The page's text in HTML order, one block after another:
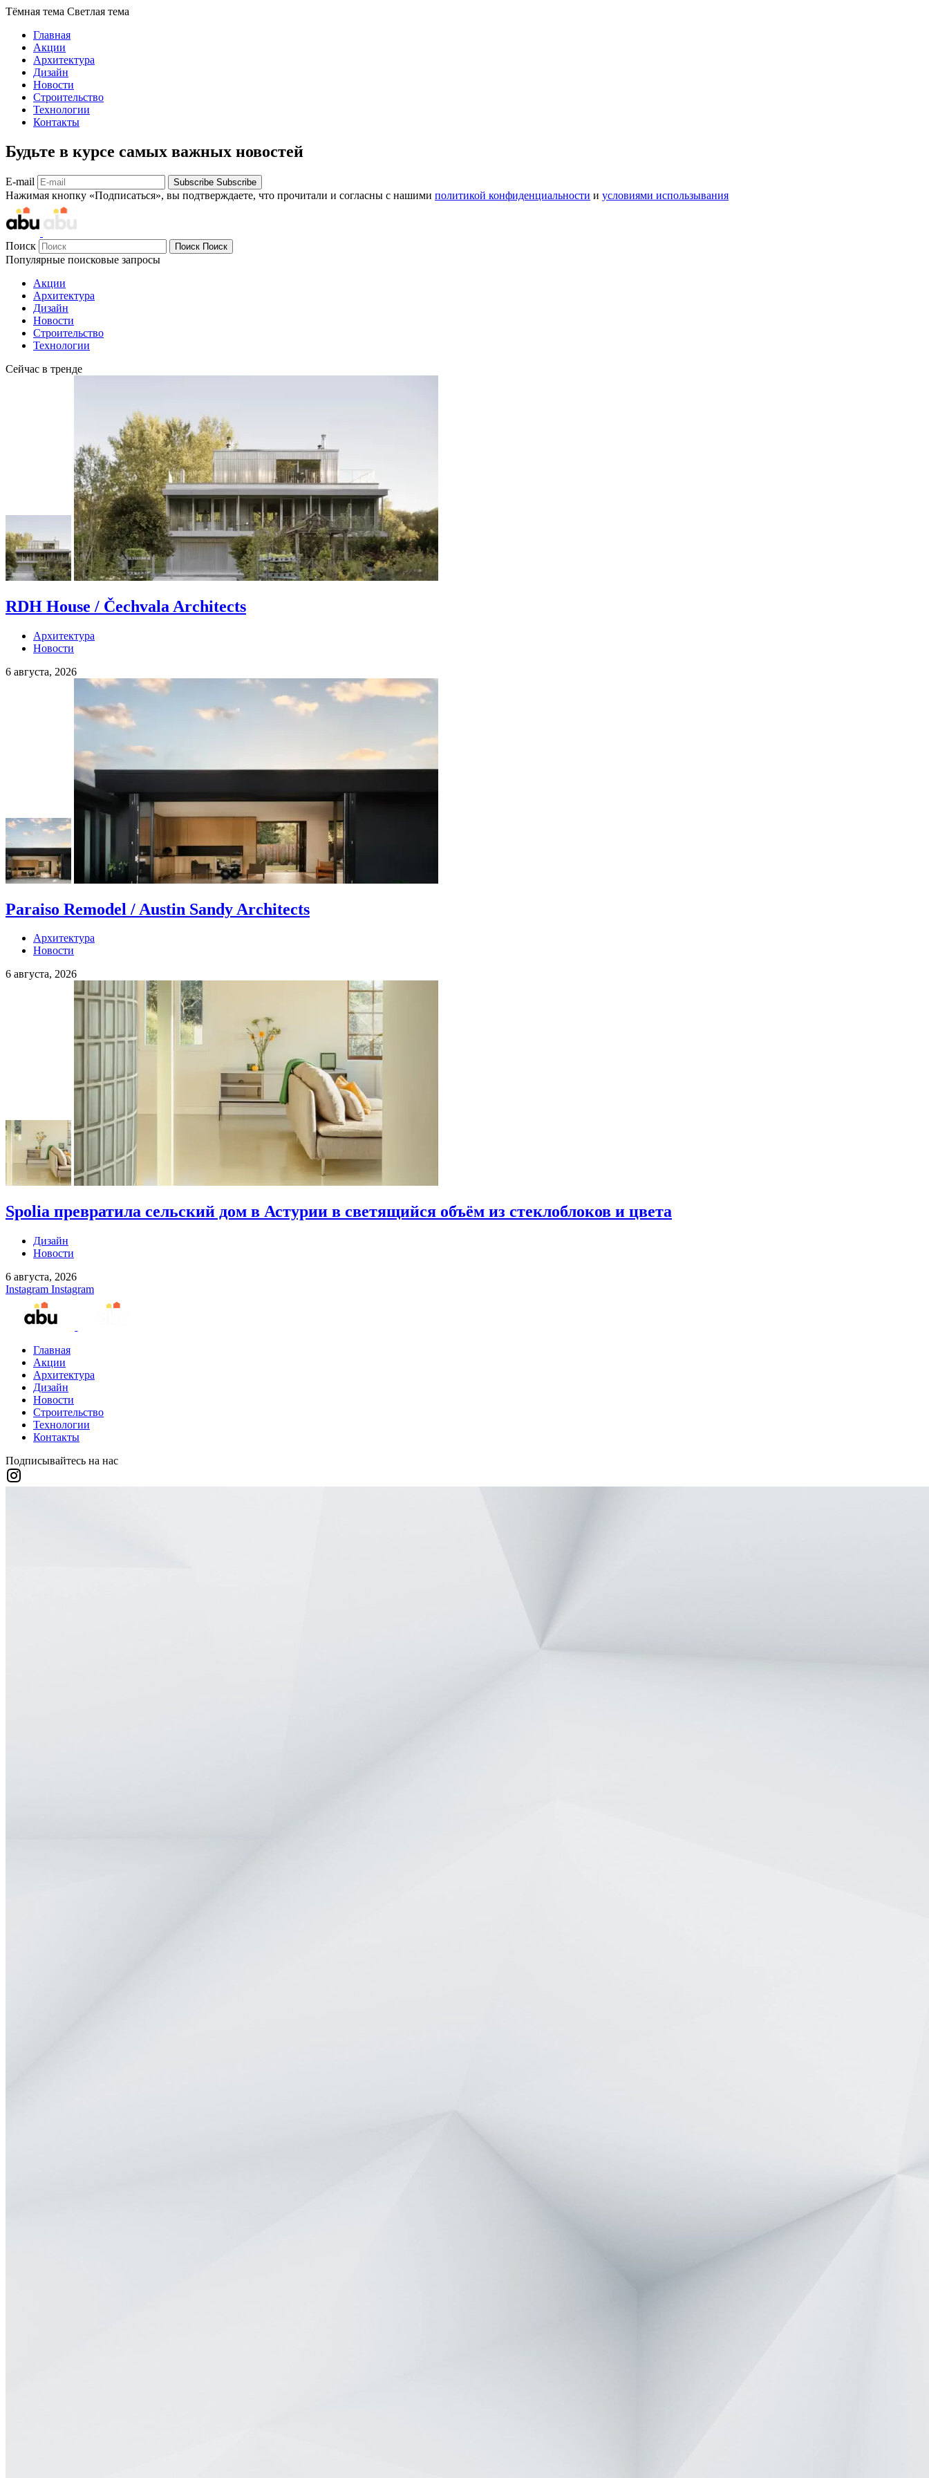
Тёмная тема Светлая тема
Главная
Акции
Архитектура
Дизайн
Новости
Строительство
Технологии
Контакты
Будьте в курсе самых важных новостей
E-mail Subscribe Subscribe
Нажимая кнопку «Подписаться», вы подтверждаете, что прочитали и согласны с нашими политикой конфиденциальности и условиями использывания
Поиск Поиск Поиск
Популярные поисковые запросы
Акции
Архитектура
Дизайн
Новости
Строительство
Технологии
Сейчас в тренде
RDH House / Čechvala Architects
Архитектура
Новости
6 августа, 2026
Paraiso Remodel / Austin Sandy Architects
Архитектура
Новости
6 августа, 2026
Spolia превратила сельский дом в Астурии в светящийся объём из стеклоблоков и цвета
Дизайн
Новости
6 августа, 2026
Instagram Instagram
Главная
Акции
Архитектура
Дизайн
Новости
Строительство
Технологии
Контакты
Подписывайтесь на нас